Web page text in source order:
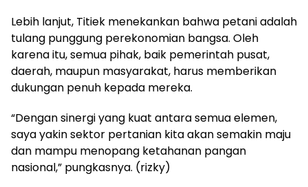
Lebih lanjut, Titiek menekankan bahwa petani adalah
tulang punggung perekonomian bangsa. Oleh
karena itu, semua pihak, baik pemerintah pusat,
daerah, maupun masyarakat, harus memberikan
dukungan penuh kepada mereka.
“Dengan sinergi yang kuat antara semua elemen,
saya yakin sektor pertanian kita akan semakin maju
dan mampu menopang ketahanan pangan
nasional,” pungkasnya. (rizky)